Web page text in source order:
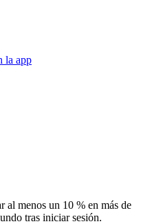
la app
al menos un 10 % en más de
tras iniciar sesión.